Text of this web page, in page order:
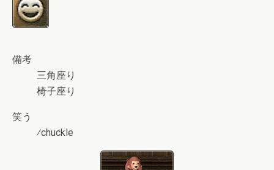
備考
三角座り
椅子座り
笑う
⁄chuckle